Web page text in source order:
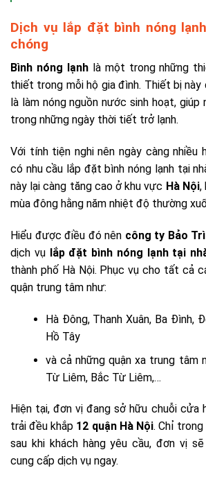
Dịch vụ lắp đặt bình nóng
chóng
Bình nóng lạnhlà một trong những
thiết trong mỗi hộ gia đình. Thiết bị này
là làm nóng nguồn nước sinh hoạt, giúp
trong những ngày thời tiết trở lạnh.
Với tính tiện nghi nên ngày càng nhiều
có nhu cầu lắp đặt bình nóng lạnh tại
này lại càng tăng cao ở khu vực Hà Nội,
mùa đông hằng năm nhiệt độ thường
Hiểu được điều đó nên công ty Bảo
dịch vụ lắp đặt bình nóng lạnh tại
thành phố Hà Nội. Phục vụ cho tất cả
quận trung tâm như:
Hà Đông, Thanh Xuân, Ba Đình,
Hồ Tây
và cả những quận xa trung tâm
Từ Liêm, Bắc Từ Liêm,…
Hiện tại, đơn vị đang sở hữu chuỗi cửa
trải đều khắp 12 quận Hà Nội. Chỉ
sau khi khách hàng yêu cầu, đơn vị
cung cấp dịch vụ ngay.